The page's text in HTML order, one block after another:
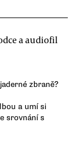
a audiofil
zbraně?
a umí si
srovnání s